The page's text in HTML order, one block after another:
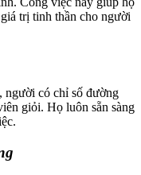
trị tinh thần cho người
người có chỉ số đường
giỏi. Họ luôn sẵn sàng